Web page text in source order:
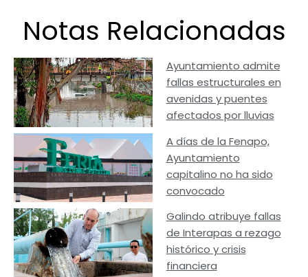
Notas Relacionadas
Ayuntamiento admite
fallas estructurales en
avenidas y puentes
afectados por lluvias
A días de la Fenapo,
Ayuntamiento
capitalino no ha sido
convocado
Galindo atribuye fallas
de Interapas a rezago
histórico y crisis
financiera